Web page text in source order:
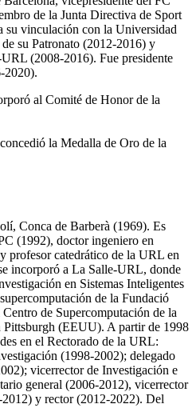
de la Junta Directiva de Sport
su vinculación con la Universidad
su Patronato (2012-2016) y
(2008-2016). Fue presidente
2020).
al Comité de Honor de la
la Medalla de Oro de la
Conca de Barberà (1969). Es
(1992), doctor ingeniero en
profesor catedrático de la URL en
incorporó a La Salle-URL, donde
en Sistemas Inteligentes
de la Fundació
de Supercomputación de la
(EEUU). A partir de 1998
en el Rectorado de la URL:
(1998-2002); delegado
vicerrector de Investigación e
general (2006-2012), vicerrector
y rector (2012-2022). Del